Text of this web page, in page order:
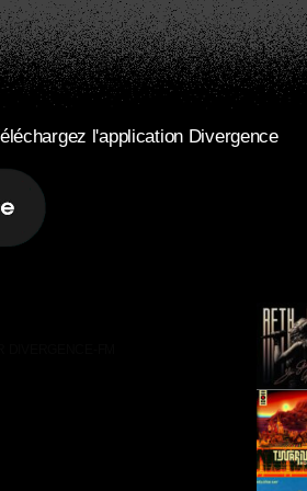
l'application Divergence